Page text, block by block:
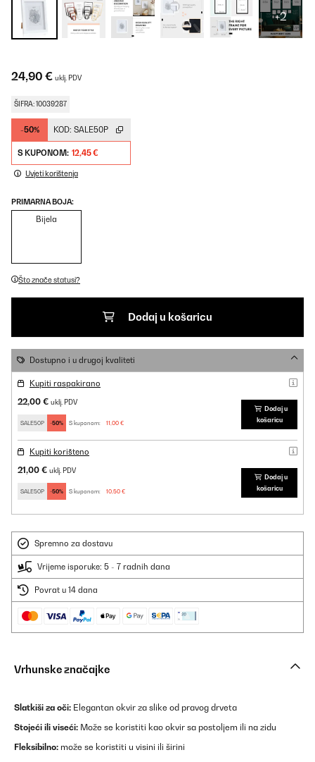
+2
24,90 € uklj. PDV
ŠIFRA: 10039287
-50% KOD: SALE50P
S KUPONOM: 12,45 €
Uvjeti korištenja
PRIMARNA BOJA:
Bijela
Što znače statusi?
Dodaj u košaricu
Dostupno i u drugoj kvaliteti
Kupiti raspakirano
22,00 € uklj. PDV
SALE50P -50% S kuponom: 11,00 €
Dodaj u
košaricu
Kupiti korišteno
21,00 € uklj. PDV
SALE50P -50% S kuponom: 10,50 €
Dodaj u
košaricu
Spremno za dostavu
Vrijeme isporuke: 5 - 7 radnih dana
Povrat u 14 dana
Vrhunske značajke
Slatkiši za oči: Elegantan okvir za slike od pravog drveta
Stojeći ili viseći: Može se koristiti kao okvir sa postoljem ili na zidu
Fleksibilno: može se koristiti u visini ili širini